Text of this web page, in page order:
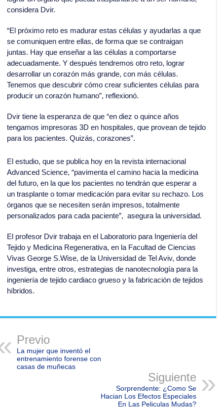
considera Dvir.
“El próximo reto es madurar estas células y ayudarlas a que
se comuniquen entre ellas, de forma que se contraigan
juntas. Hay que enseñar a las células a comportarse
adecuadamente. Y después tendremos otro reto, lograr
desarrollar un corazón más grande, con más células.
Tenemos que descubrir cómo crear suficientes células para
producir un corazón humano”, reflexionó.
Dvir tiene la esperanza de que “en diez o quince años
tengamos impresoras 3D en hospitales, que provean de tejido
para los pacientes. Quizás, corazones”.
El estudio, que se publica hoy en la revista internacional
Advanced Science, “pavimenta el camino hacia la medicina
del futuro, en la que los pacientes no tendrán que esperar a
un trasplante o tomar medicación para evitar su rechazo. Los
órganos que se necesiten serán impresos, totalmente
personalizados para cada paciente”, asegura la universidad.
El profesor Dvir trabaja en el Laboratorio para Ingeniería del
Tejido y Medicina Regenerativa, en la Facultad de Ciencias
Vivas George S.Wise, de la Universidad de Tel Aviv, donde
investiga, entre otros, estrategias de nanotecnología para la
ingeniería de tejido cardiaco grueso y la fabricación de tejidos
híbridos.
Previo
La mujer que inventó el
entrenamiento forense con
casas de muñecas
Siguiente
Sorprendente: ¿Como Se
Hacian Los Efectos Especiales
En Las Peliculas Mudas?